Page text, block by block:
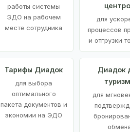
работы системы
ЭДО на рабочем
месте сотрудника
для
процессов
и отгрузки
Тарифы Диадок
для выбора
оптимального
пакета документов и
экономии на ЭДО
Диадок
для